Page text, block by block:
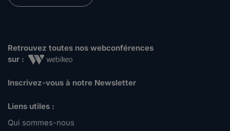
Retrouvez toutes nos webconférences
sur :
Inscrivez-vous à notre Newsletter
Liens utiles :
Qui sommes-nous